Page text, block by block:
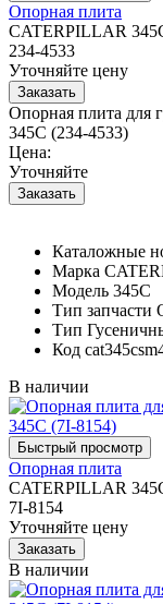
Опорная плита
CATERPILLAR
234-4533
Уточняйте цену
Опорная плита для
345C (234-4533)
Цена:
Уточняйте
Каталожные
Марка
Модель 345C
Тип запчасти
Тип
Код
В наличии
Опорная плита
CATERPILLAR
7I-8154
Уточняйте цену
В наличии